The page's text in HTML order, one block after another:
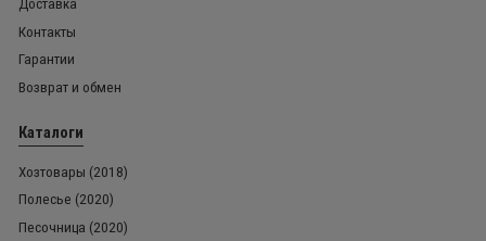
Доставка
Контакты
Гарантии
Возврат и обмен
Каталоги
Хозтовары (2018)
Полесье (2020)
Песочница (2020)